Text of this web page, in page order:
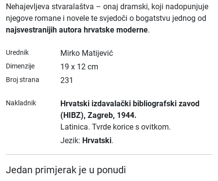
Nehajevljeva stvaralaštva – onaj dramski, koji nadopunjuje
njegove romane i novele te svjedoči o bogatstvu jednog od
najsvestranijih autora hrvatske moderne.
Urednik Mirko Matijević
Dimenzije 19 x 12 cm
Broj strana 231
Nakladnik
Hrvatski izdavalački bibliografski zavod
(HIBZ), Zagreb, 1944.
Latinica. Tvrde korice s ovitkom.
Jezik: Hrvatski.
Jedan primjerak je u ponudi